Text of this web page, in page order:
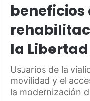
beneficios
la Libertad
Usuarios de la
movilidad y el
la modernización